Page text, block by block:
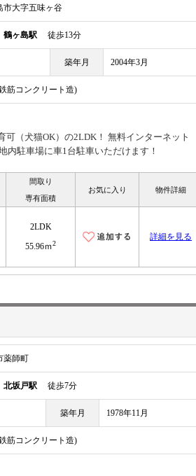
市大字五味ヶ谷
鶴ヶ島駅 徒歩13分
築年月 2004年3月
筋コンクリート造)
（犬猫OK）の2LDK！ 無料インターネット
内駐車場に車1台駐車いただけます！
間取り
専有面積
お気に入り 物件詳細
2LDK
55.96ｍ2
詳細を見る
薬師町
北坂戸駅 徒歩7分
築年月 1978年11月
筋コンクリート造)